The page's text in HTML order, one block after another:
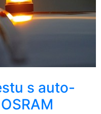
s auto-